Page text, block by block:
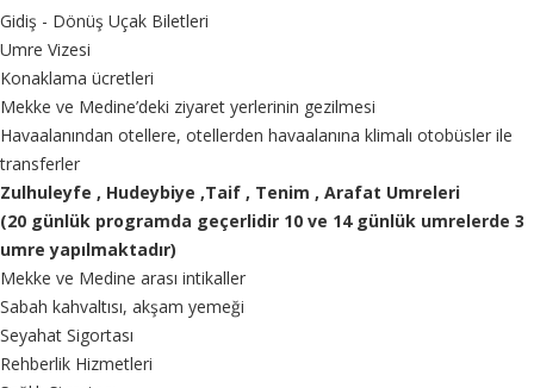
Gidiş - Dönüş Uçak Biletleri
Umre Vizesi
Konaklama ücretleri
Mekke ve Medine’deki ziyaret yerlerinin gezilmesi
Havaalanından otellere, otellerden havaalanına klimalı otobüsler ile
transferler
Zulhuleyfe , Hudeybiye ,Taif , Tenim , Arafat Umreleri
(20 günlük programda geçerlidir 10 ve 14 günlük umrelerde 3
umre yapılmaktadır)
Mekke ve Medine arası intikaller
Sabah kahvaltısı, akşam yemeği
Seyahat Sigortası
Rehberlik Hizmetleri